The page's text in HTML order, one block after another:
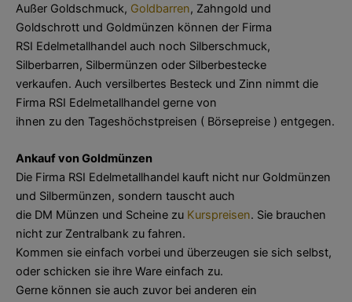
Außer Goldschmuck, Goldbarren, Zahngold und
Goldschrott und Goldmünzen können der Firma
RSI Edelmetallhandel auch noch Silberschmuck,
Silberbarren, Silbermünzen oder Silberbestecke
verkaufen. Auch versilbertes Besteck und Zinn nimmt die
Firma RSI Edelmetallhandel gerne von
ihnen zu den Tageshöchstpreisen ( Börsepreise ) entgegen.
Ankauf von Goldmünzen
Die Firma RSI Edelmetallhandel kauft nicht nur Goldmünzen
und Silbermünzen, sondern tauscht auch
die DM Münzen und Scheine zu Kurspreisen. Sie brauchen
nicht zur Zentralbank zu fahren.
Kommen sie einfach vorbei und überzeugen sie sich selbst,
oder schicken sie ihre Ware einfach zu.
Gerne können sie auch zuvor bei anderen ein